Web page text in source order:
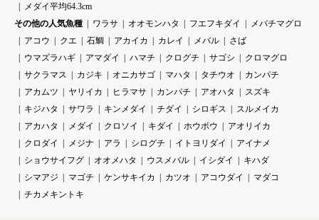
メダイ平均64.3cm
その他の人気魚種
ワラサ オオモンハタ フエフキダイ
メバチマグロ
アコウ
クエ 石鯛 アカイカ カレイ メバル
さば
ウマズラハギ
アマダイ ハマチ クログチ サゴシ
クロマグロ
サクラマス
カジキ オニカサゴ マハタ タチウオ
カンパチ
アカムツ
ヤリイカ ヒラマサ カンパチ アオハタ
スズキ
キジハタ
サワラ キンメダイ チダイ シロギス
スルメイカ
アカハタ
メダイ クロソイ キダイ ホウボウ
アオリイカ
クロダイ
メジナ アラ シログチ イトヨリダイ
アイナメ
ショウサイフグ
オオメハタ ウスメバル イシダイ
キハダ
シマアジ
マゴチ ケンサキイカ カツオ アコウダイ
マダコ
チカメキントキ